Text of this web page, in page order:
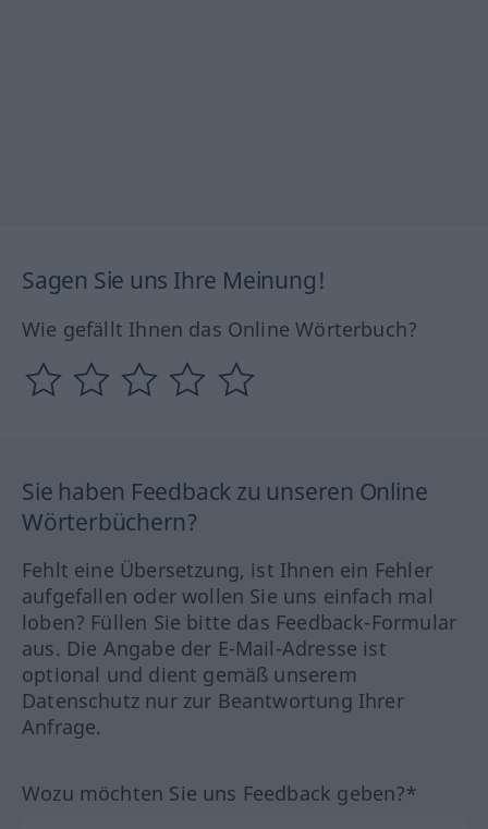
Sagen Sie uns Ihre Meinung!
Wie gefällt Ihnen das Online Wörterbuch?
Sie haben Feedback zu unseren Online
Wörterbüchern?
Fehlt eine Übersetzung, ist Ihnen ein Fehler
aufgefallen oder wollen Sie uns einfach mal
loben? Füllen Sie bitte das Feedback-Formular
aus. Die Angabe der E-Mail-Adresse ist
optional und dient gemäß unserem
Datenschutz nur zur Beantwortung Ihrer
Anfrage.
Wozu möchten Sie uns Feedback geben?*